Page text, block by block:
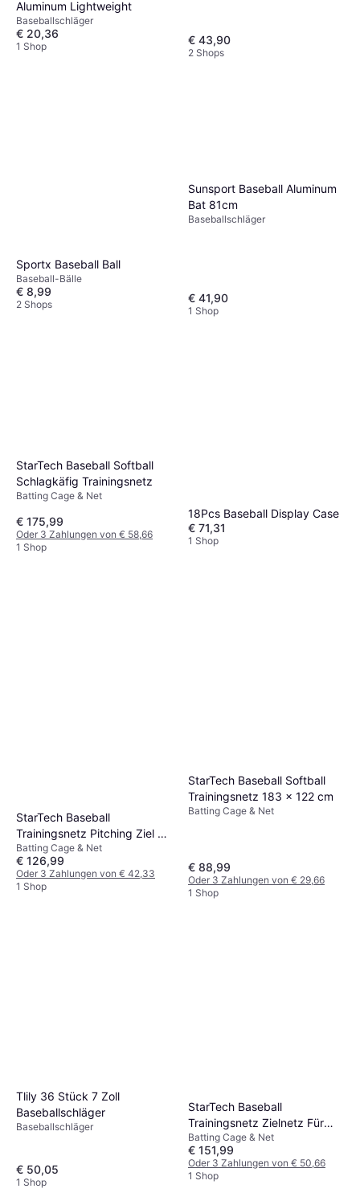
Aluminum Lightweight
Baseballschläger
€ 20,36
1 Shop € 43,90
2 Shops
Sportx Baseball Ball
Baseball-Bälle
€ 8,99
2 Shops
Sunsport Baseball Aluminum
Bat 81cm
Baseballschläger
€ 41,90
1 Shop
StarTech Baseball Softball
Schlagkäfig Trainingsnetz
Batting Cage & Net
€ 175,99
Oder 3 Zahlungen von € 58,66
1 Shop
18Pcs Baseball Display Case
€ 71,31
1 Shop
StarTech Baseball
Trainingsnetz Pitching Ziel 4
Stufen
Batting Cage & Net
€ 126,99
Oder 3 Zahlungen von € 42,33
1 Shop
StarTech Baseball Softball
Trainingsnetz 183 x 122 cm
Batting Cage & Net
€ 88,99
Oder 3 Zahlungen von € 29,66
1 Shop
Tlily 36 Stück 7 Zoll
Baseballschläger
Baseballschläger
€ 50,05
1 Shop
StarTech Baseball
Trainingsnetz Zielnetz Für
Würfe
Batting Cage & Net
€ 151,99
Oder 3 Zahlungen von € 50,66
1 Shop